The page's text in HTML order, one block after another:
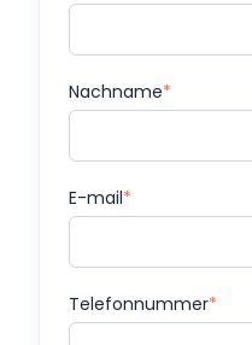
Nachname*
E-mail*
Telefonnummer*